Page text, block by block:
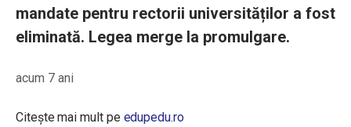
mandate pentru rectorii universităților a fost
eliminată. Legea merge la promulgare.
acum 7 ani
Citește mai mult pe edupedu.ro